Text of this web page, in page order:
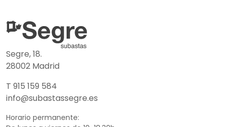
Segre, 18.
28002 Madrid
T 915 159 584
info@subastassegre.es
Horario permanente: